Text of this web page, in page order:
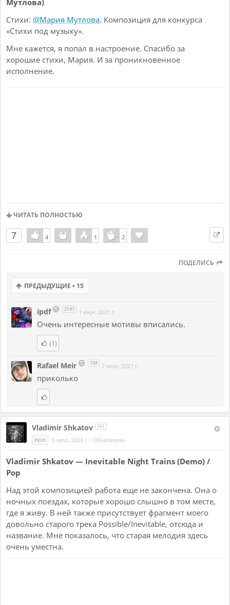
Мутлова)
Стихи: @Мария Мутлова. Композиция для конкурса
«Стихи под музыку».
Мне кажется, я попал в настроение. Спасибо за
хорошие стихи, Мария. И за проникновенное
исполнение.
ЧИТАТЬ ПОЛНОСТЬЮ
7 4
4 11 2
2
ПОДЕЛИСЬ
ПРЕДЫДУЩИЕ • 15
ipdf 2147 1 июн. 2021 г.
Очень интересные мотивы вписались.
(1)
Rafael Meir 158 2 июн. 2021 г.
приколько
Vladimir Shkatov 161
ПОП 6 июл. 2020 г. · Обновлено
Vladimir Shkatov — Inevitable Night Trains (Demo) /
Pop
Над этой композицией работа еще не закончена. Она о
ночных поездах, которые хорошо слышно в том месте,
где я живу. В ней также присутствует фрагмент моего
довольно старого трека Possible/Inevitable, отсюда и
название. Мне показалось, что старая мелодия здесь
очень уместна.